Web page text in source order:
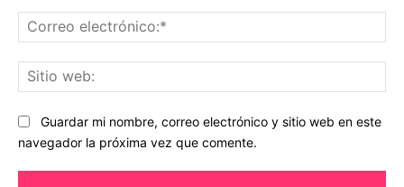
Guardar mi nombre, correo electrónico y sitio web en este
navegador la próxima vez que comente.